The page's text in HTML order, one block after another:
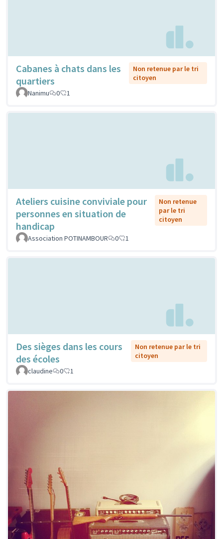
Cabanes à chats dans les
quartiers
Non retenue par le tri
citoyen
Nanimu
0 1
Ateliers cuisine conviviale pour
personnes en situation de
handicap
Non retenue
par le tri
citoyen
Association POTINAMBOUR 0 1
Des sièges dans les cours
des écoles
Non retenue par le tri
citoyen
claudine
0 1